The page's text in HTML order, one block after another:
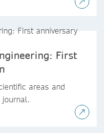
First
areas and
journal.